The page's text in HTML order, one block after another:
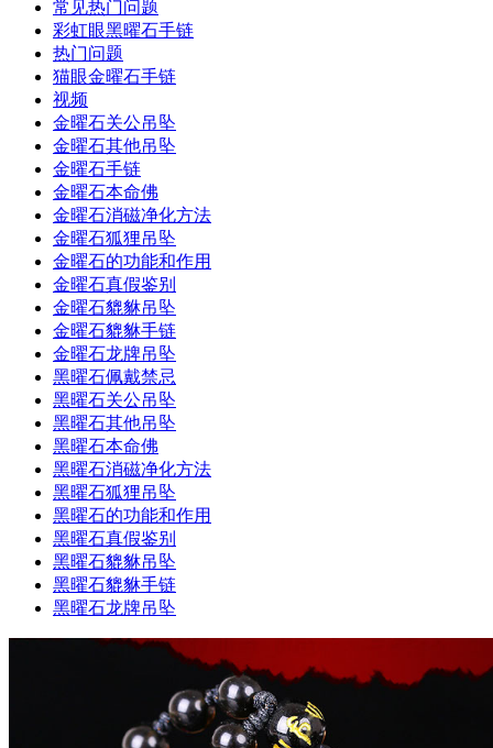
常见热门问题
彩虹眼黑曜石手链
热门问题
猫眼金曜石手链
视频
金曜石关公吊坠
金曜石其他吊坠
金曜石手链
金曜石本命佛
金曜石消磁净化方法
金曜石狐狸吊坠
金曜石的功能和作用
金曜石真假鉴别
金曜石貔貅吊坠
金曜石貔貅手链
金曜石龙牌吊坠
黑曜石佩戴禁忌
黑曜石关公吊坠
黑曜石其他吊坠
黑曜石本命佛
黑曜石消磁净化方法
黑曜石狐狸吊坠
黑曜石的功能和作用
黑曜石真假鉴别
黑曜石貔貅吊坠
黑曜石貔貅手链
黑曜石龙牌吊坠